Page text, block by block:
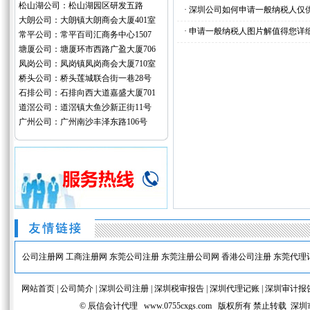
松山湖公司：松山湖园区研发五路
大朗公司：大朗镇大朗商会大厦401室
常平公司：常平百司汇商务中心1507
塘厦公司：塘厦环市西路广盈大厦706
凤岗公司：凤岗镇凤岗商会大厦710室
桥头公司：桥头莲城联合街一巷28号
石排公司：石排向西大道嘉盛大厦701
道滘公司：道滘镇大鱼沙新正街11号
广州公司：广州南沙丰泽东路106号
· 深圳公司如何申请一般纳税人仅
· 申请一般纳税人图片解值得您详
公司注册网 工商注册网 东莞公司注册 东莞注册公司网 香港公司注册 东莞代理
网站首页| 公司简介| 深圳公司注册| 深圳税审报告| 深圳代理记账| 深圳审计报
© 辰信会计代理 www.0755cxgs.com版权所有 禁止转载 深圳